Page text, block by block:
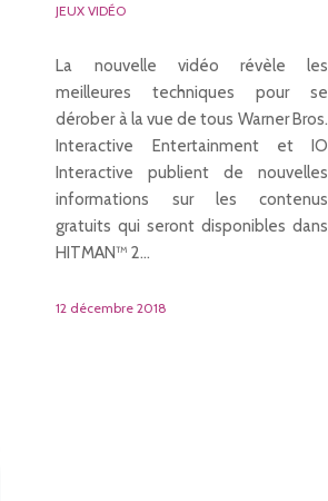
JEUX VIDÉO
La nouvelle vidéo révèle les
meilleures techniques pour se
dérober à la vue de tous Warner Bros.
Interactive Entertainment et IO
Interactive publient de nouvelles
informations sur les contenus
gratuits qui seront disponibles dans
HITMAN™ 2…
12 décembre 2018